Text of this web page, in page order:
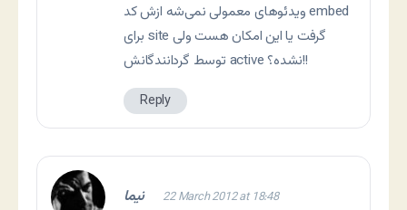
ویدئوهای معمولی نمی‌شه ازش کد embed
برای site گرفت یا این امکان هست ولی
توسط گردانندگانش active نشده؟!!
Reply
نیما 22 March 2012 at 18:48